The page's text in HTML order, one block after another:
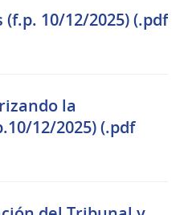
10/12/2025) (.pdf
la
12/2025) (.pdf